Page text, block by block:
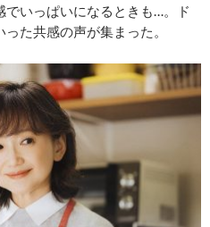
いっぱいになるときも…。ド
た共感の声が集まった。